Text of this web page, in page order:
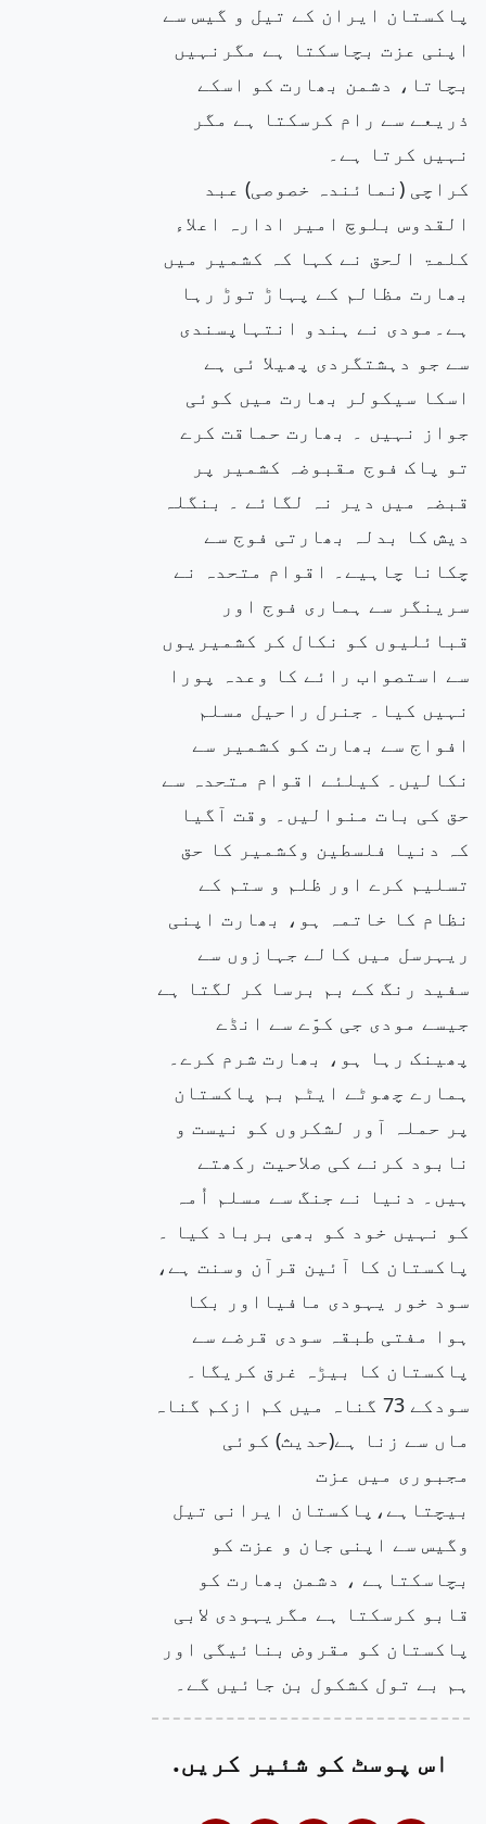
پاکستان ایران کے تیل و گیس سے
اپنی عزت بچاسکتا ہے مگرنہیں
بچاتا، دشمن بھارت کو اسکے
ذریعے سے رام کرسکتا ہے مگر
نہیں کرتا ہے۔
کراچی (نمائندہ خصوصی) عبد
القدوس بلوچ امیر ادارہ اعلاء
کلمۃ الحق نے کہا کہ کشمیر میں
بھارت مظالم کے پہاڑ توڑ رہا
ہے۔مودی نے ہندو انتہاپسندی
سے جو دہشتگردی پھیلا ئی ہے
اسکا سیکولر بھارت میں کوئی
جواز نہیں ۔ بھارت حماقت کرے
تو پاک فوج مقبوضہ کشمیر پر
قبضہ میں دیر نہ لگائے ۔ بنگلہ
دیش کا بدلہ بھارتی فوج سے
چکانا چاہیے۔ اقوام متحدہ نے
سرینگر سے ہماری فوج اور
قبائلیوں کو نکال کر کشمیریوں
سے استصواب رائے کا وعدہ پورا
نہیں کیا۔ جنرل راحیل مسلم
افواج سے بھارت کو کشمیر سے
نکالیں۔ کیلئے اقوام متحدہ سے
حق کی بات منوالیں۔ وقت آگیا
کہ دنیا فلسطین وکشمیر کا حق
تسلیم کرے اور ظلم و ستم کے
نظام کا خاتمہ ہو، بھارت اپنی
ریہرسل میں کالے جہازوں سے
سفید رنگ کے بم برسا کر لگتا ہے
جیسے مودی جی کوّے سے انڈے
پھینک رہا ہو، بھارت شرم کرے۔
ہمارے چھوٹے ایٹم بم پاکستان
پر حملہ آور لشکروں کو نیست و
نابود کرنے کی صلاحیت رکھتے
ہیں۔ دنیا نے جنگ سے مسلم اُمہ
کو نہیں خود کو بھی برباد کیا ۔
پاکستان کا آئین قرآن وسنت ہے،
سود خور یہودی مافیااور بکا
ہوا مفتی طبقہ سودی قرضے سے
پاکستان کا بیڑہ غرق کریگا۔
سودکے 73 گناہ میں کم ازکم گناہ
ماں سے زنا ہے(حدیث) کوئی
مجبوری میں عزت
بیچتاہے،پاکستان ایرانی تیل
وگیس سے اپنی جان و عزت کو
بچاسکتاہے ، دشمن بھارت کو
قابو کرسکتا ہے مگریہودی لابی
پاکستان کو مقروض بنائیگی اور
ہم بے تول کشکول بن جائیں گے۔
اس پوسٹ کو شئیر کریں.